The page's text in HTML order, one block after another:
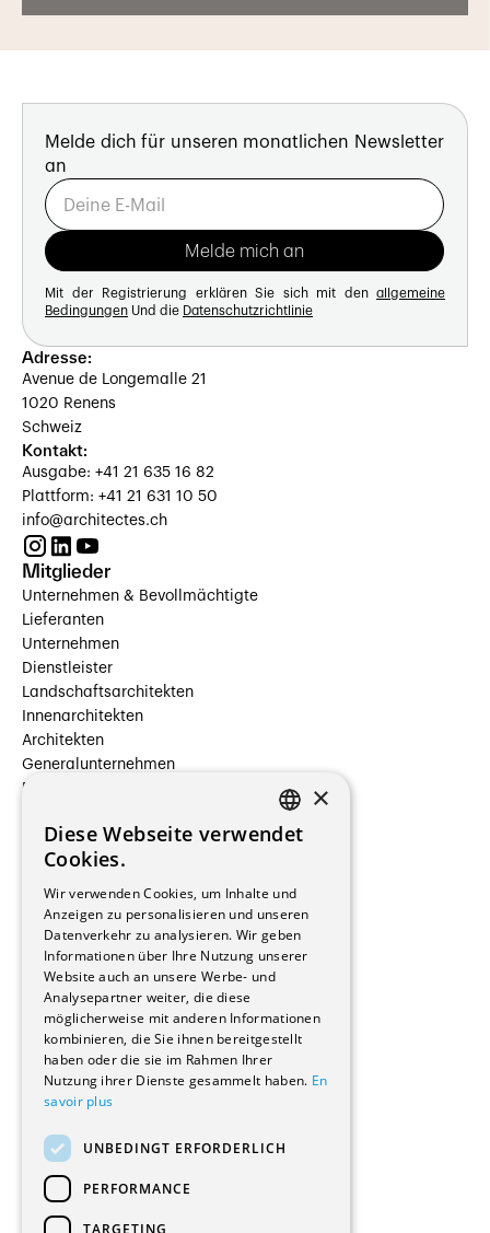
Melde dich für unseren monatlichen Newsletter
an
Mit der Registrierung erklären Sie sich mit den allgemeine
Bedingungen Und die Datenschutzrichtlinie
Adresse:
Avenue de Longemalle 21
1020 Renens
Schweiz
Kontakt:
Ausgabe: +41 21 635 16 82
Plattform: +41 21 631 10 50
info@architectes.ch
Mitglieder
Unternehmen & Bevollmächtigte
Lieferanten
Unternehmen
Dienstleister
Landschaftsarchitekten
Innenarchitekten
Architekten
Generalunternehmen
Beauftragte Unternehmen
Hersteller/Lieferanten
Bauherrschaften
Immobilienverwaltungsgesellschaften
Stockwerkeigentum
Reportagen
Wohnungen
Renovierungen
Innere Umbauten
Gastgewerbe und Tourismus
Verwaltungsgebäude und Geschäfte
Schuleinrichtungen
Medizinische Einrichtungen
Kultur - Sport - Freizeit
Industrie - Handwerk
Transport und Parkplätze
Diverse Bauten
FRENCH
×
Diese Webseite verwendet
Cookies.
Wir verwenden Cookies, um Inhalte und
Anzeigen zu personalisieren und unseren
Datenverkehr zu analysieren. Wir geben
Informationen über Ihre Nutzung unserer
Website auch an unsere Werbe- und
Analysepartner weiter, die diese
möglicherweise mit anderen Informationen
kombinieren, die Sie ihnen bereitgestellt
haben oder die sie im Rahmen Ihrer
Nutzung ihrer Dienste gesammelt haben. En
savoir plus
UNBEDINGT ERFORDERLICH
PERFORMANCE
TARGETING